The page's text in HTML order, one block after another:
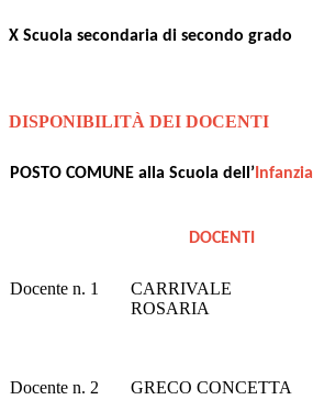
X Scuola secondaria di secondo grado
DISPONIBILITÀ DEI DOCENTI
POSTO COMUNE alla Scuola dell’ Infanzia
DOCENTI
Docente n. 1
CARRIVALE
ROSARIA
Docente n. 2 GRECO CONCETTA